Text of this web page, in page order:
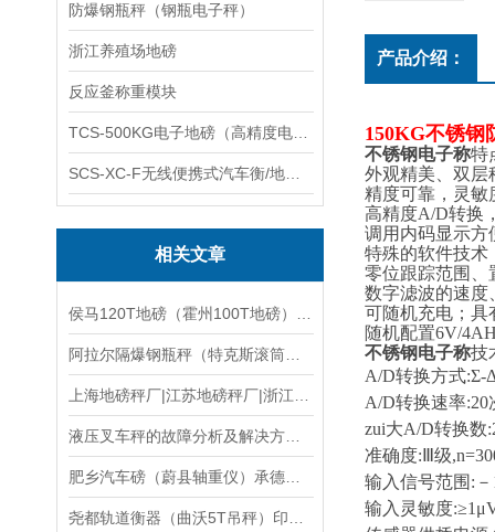
防爆钢瓶秤（钢瓶电子秤）
浙江养殖场地磅
反应釜称重模块
相关文章
产品介绍：
150KG不锈钢
不锈钢电子称特
外观精美、双层
精度可靠，灵敏
高精度A/D转换
调用内码显示方
特殊的软件技术
零位跟踪范围、
数字滤波的速度
可随机充电；具
随机配置6V/
不锈钢电子称技
A/D转换方式:Σ-
A/D转换速率:20
zui大A/D转换数
准确度: Ⅲ级
输入信号范围 : －
输入灵敏度:≥1 μ